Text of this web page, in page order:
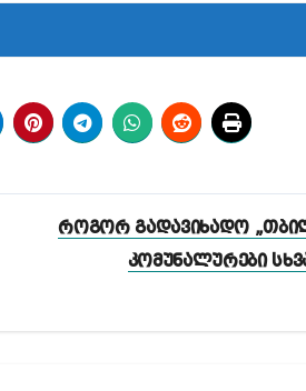
როგორ გადავიხადო
კომუნალურები